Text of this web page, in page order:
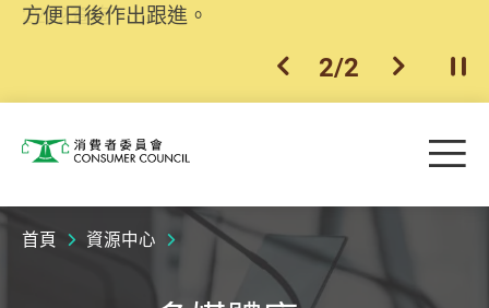
方便日後作出跟進。
上一個
2/2 下一個開
消費者委員會 目
首頁 資源中心